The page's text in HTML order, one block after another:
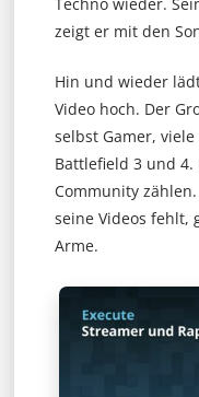
zeigt er mit den
Hin und wieder
Video hoch. Der
selbst Gamer,
Battlefield 3 und
Community zählen.
seine Videos fehlt,
Arme.